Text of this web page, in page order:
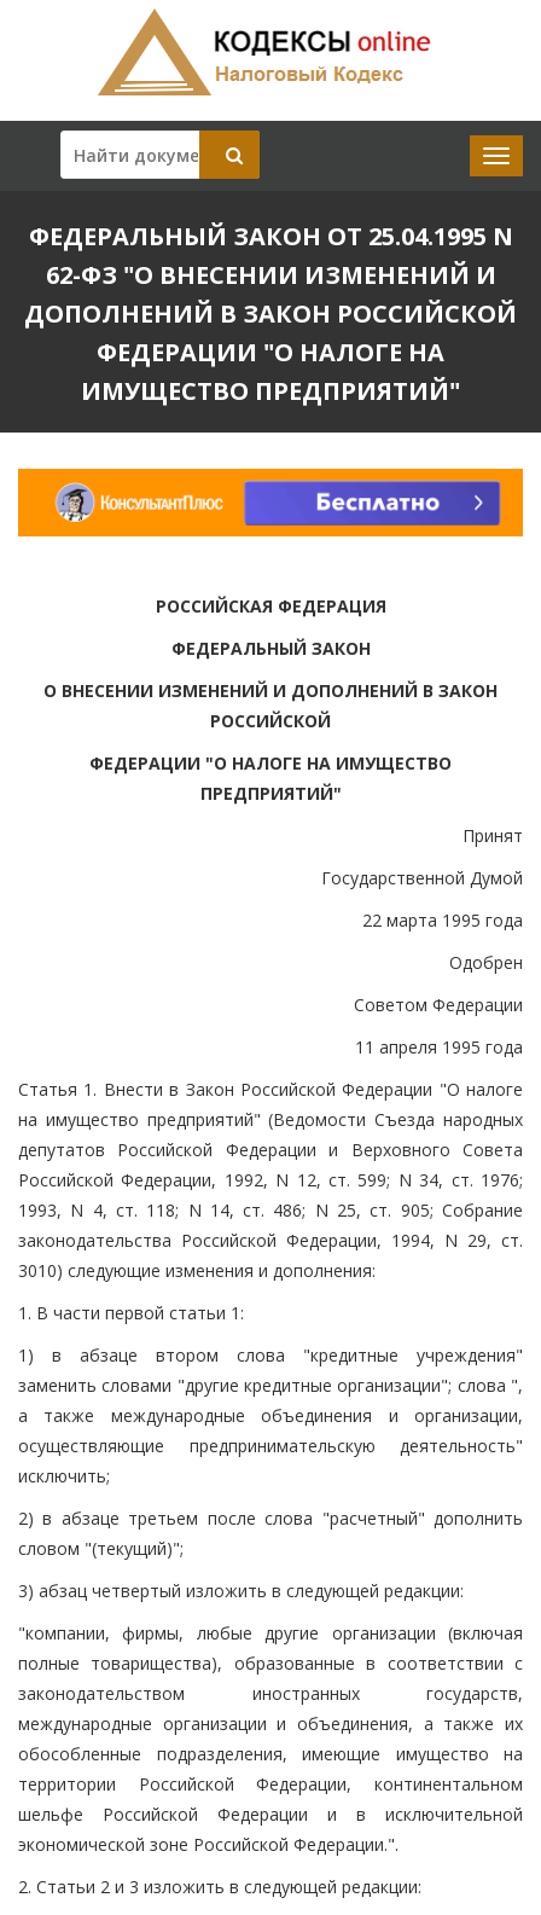
ФЕДЕРАЛЬНЫЙ ЗАКОН ОТ 25.04.1995 N
62-ФЗ "О ВНЕСЕНИИ ИЗМЕНЕНИЙ И
ДОПОЛНЕНИЙ В ЗАКОН РОССИЙСКОЙ
ФЕДЕРАЦИИ "О НАЛОГЕ НА
ИМУЩЕСТВО ПРЕДПРИЯТИЙ"
РОССИЙСКАЯ ФЕДЕРАЦИЯ
ФЕДЕРАЛЬНЫЙ ЗАКОН
О ВНЕСЕНИИ ИЗМЕНЕНИЙ И ДОПОЛНЕНИЙ В ЗАКОН
РОССИЙСКОЙ
ФЕДЕРАЦИИ "О НАЛОГЕ НА ИМУЩЕСТВО
ПРЕДПРИЯТИЙ"
Принят
Государственной Думой
22 марта 1995 года
Одобрен
Советом Федерации
11 апреля 1995 года
Статья 1. Внести в Закон Российской Федерации "О налоге
на имущество предприятий" (Ведомости Съезда народных
депутатов Российской Федерации и Верховного Совета
Российской Федерации, 1992, N 12, ст. 599; N 34, ст. 1976;
1993, N 4, ст. 118; N 14, ст. 486; N 25, ст. 905; Собрание
законодательства Российской Федерации, 1994, N 29, ст.
3010) следующие изменения и дополнения:
1. В части первой статьи 1:
1) в абзаце втором слова "кредитные учреждения"
заменить словами "другие кредитные организации"; слова ",
а также международные объединения и организации,
осуществляющие предпринимательскую деятельность"
исключить;
2) в абзаце третьем после слова "расчетный" дополнить
словом "(текущий)";
3) абзац четвертый изложить в следующей редакции:
"компании, фирмы, любые другие организации (включая
полные товарищества), образованные в соответствии с
законодательством иностранных государств,
международные организации и объединения, а также их
обособленные подразделения, имеющие имущество на
территории Российской Федерации, континентальном
шельфе Российской Федерации и в исключительной
экономической зоне Российской Федерации.".
2. Статьи 2 и 3 изложить в следующей редакции: